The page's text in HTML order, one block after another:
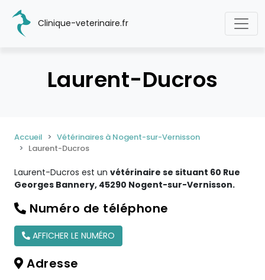
Clinique-veterinaire.fr
Laurent-Ducros
Accueil
Vétérinaires à Nogent-sur-Vernisson
Laurent-Ducros
Laurent-Ducros est un vétérinaire se situant 60 Rue
Georges Bannery, 45290 Nogent-sur-Vernisson.
Numéro de téléphone
AFFICHER LE NUMÉRO
Adresse